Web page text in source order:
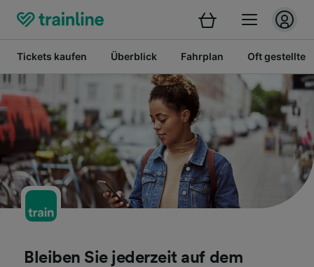
Tickets kaufen Überblick Fahrplan Oft gestellte
Bleiben Sie jederzeit auf dem